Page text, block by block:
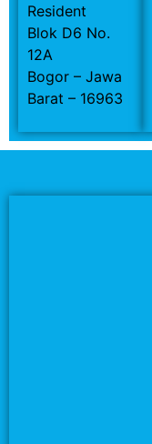
Resident
Blok D6 No.
12A
Bogor – Jawa
Barat – 16963